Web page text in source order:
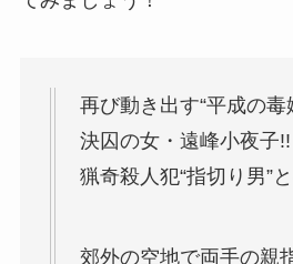
再び動き出す“平成の毒
決囚の女・遠峰小夜子!!
猟奇殺人犯“指切り男”
郊外の空地で両手の親